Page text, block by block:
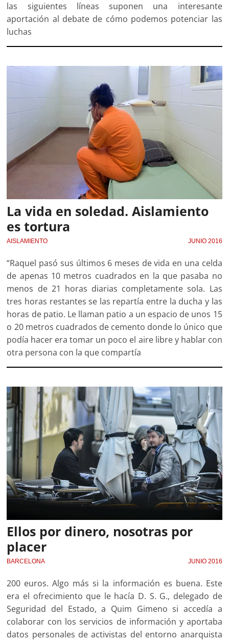
las siguientes líneas suponen una interesante
aportación al debate de cómo podemos potenciar las
luchas
La vida en soledad. Aislamiento
es tortura
AISLAMIENTO JUNIO 2016
“Raquel pasó sus últimos 6 meses de vida en una celda
de apenas 10 metros cuadrados en la que pasaba no
menos de 21 horas diarias completamente sola. Las
tres horas restantes se las repartía entre la ducha y las
horas de patio. Le llaman patio a un espacio de unos 15
o 20 metros cuadrados de cemento donde lo único que
podía hacer era tomar un poco el aire libre y hablar con
otra persona con la que compartía
Ellos por dinero, nosotras por
placer
BARCELONA JUNIO 2016
200 euros. Algo más si la información es buena. Este
era el ofrecimiento que le hacía D. S. G., delegado de
Seguridad del Estado, a Quim Gimeno si accedía a
colaborar con los servicios de información y aportaba
datos personales de activistas del entorno anarquista